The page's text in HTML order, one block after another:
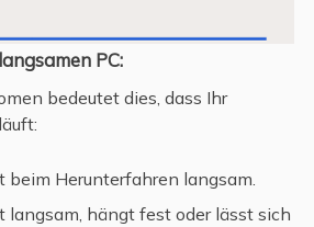
PC:
bedeutet dies, dass Ihr
beim Herunterfahren langsam.
langsam, hängt fest oder lässt sich